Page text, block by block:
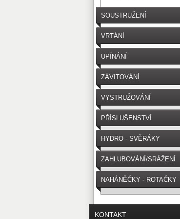
SOUSTRUŽENÍ
VRTÁNÍ
UPÍNÁNÍ
NÁSTROJE/OBROBKU
ZÁVITOVÁNÍ
VYSTRUŽOVÁNÍ
PŘÍSLUŠENSTVÍ
HYDRO - SVĚRÁKY
ZAHLUBOVÁNÍ/SRÁŽENÍ
NAHÁNĚČKY - ROTAČKY
KONTAKT